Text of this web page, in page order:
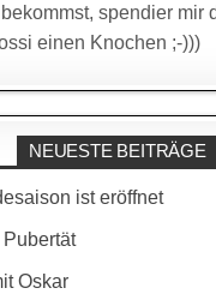
spendier mir
einen Knochen ;-)))
NEUESTE BEITRÄGE
ist eröffnet
Oskar